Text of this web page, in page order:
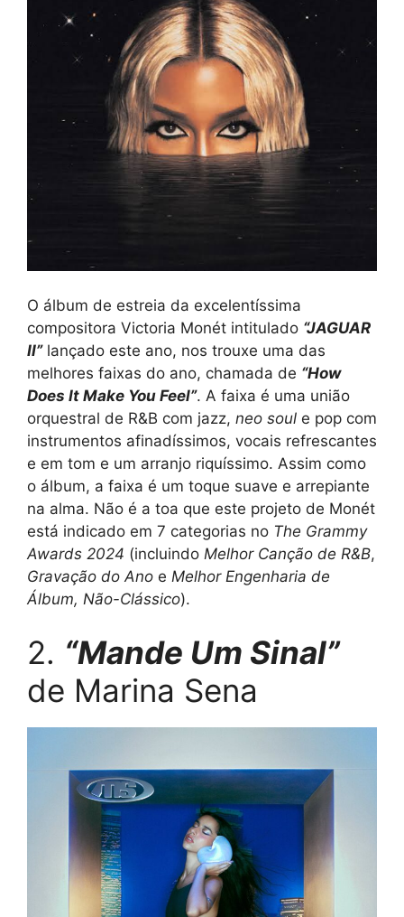
O álbum de estreia da excelentíssima
compositora Victoria Monét intitulado “JAGUAR
II”lançado este ano, nos trouxe uma das
melhores faixas do ano, chamada de “How
Does It Make You Feel”. A faixa é uma união
orquestral de R&B com jazz, neo soul e pop com
instrumentos afinadíssimos, vocais refrescantes
e em tom e um arranjo riquíssimo. Assim como
o álbum, a faixa é um toque suave e arrepiante
na alma. Não é a toa que este projeto de Monét
está indicado em 7 categorias no The Grammy
Awards 2024 (incluindo Melhor Canção de R&B,
Gravação do Ano e Melhor Engenharia de
Álbum, Não-Clássico).
2. “Mande Um Sinal”
de Marina Sena